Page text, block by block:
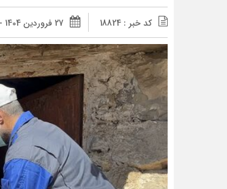
کد خبر : 18824 27 فروردین 1404 - 15:37